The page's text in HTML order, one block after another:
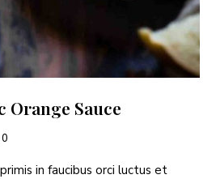
Orange Sauce
0
in faucibus orci luctus et